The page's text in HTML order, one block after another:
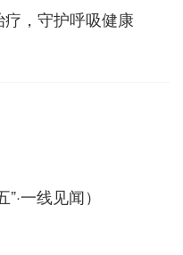
，守护呼吸健康
一线见闻）